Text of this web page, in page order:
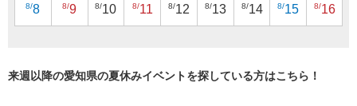
8/8 8/9 8/10 8/11 8/12 8/13 8/14 8/15 8/16
来週以降の愛知県の夏休みイベントを探している方はこちら！